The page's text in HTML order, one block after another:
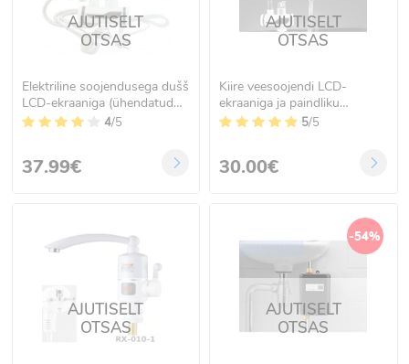
AJUTISELT
OTSAS
Elektriline soojendusega dušš
LCD-ekraaniga (ühendatud
seinaga)
4/5
37.99€
AJUTISELT
OTSAS
Kiire veesoojendi LCD-
ekraaniga ja paindliku
kraaniga
5/5
30.00€
AJUTISELT
OTSAS
-54%
AJUTISELT
OTSAS